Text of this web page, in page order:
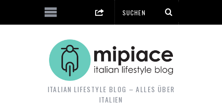
ITALIAN LIFESTYLE BLOG – ALLES ÜBER
ITALIEN